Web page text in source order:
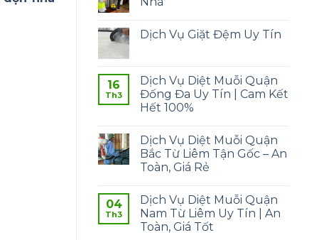
Dịch Vụ Giặt Đệm Uy Tín
16
Th3
Dịch Vụ Diệt Muỗi Quận
Đống Đa Uy Tín | Cam Kết
Hết 100%
Dịch Vụ Diệt Muỗi Quận
Bắc Từ Liêm Tận Gốc – An
Toàn, Giá Rẻ
04
Th3
Dịch Vụ Diệt Muỗi Quận
Nam Từ Liêm Uy Tín | An
Toàn, Giá Tốt